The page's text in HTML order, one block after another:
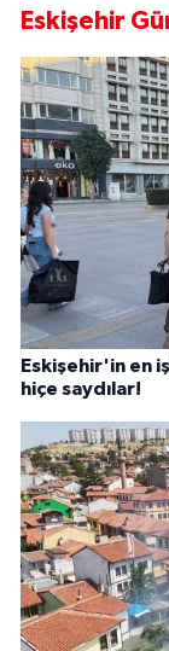
Eskişehir
Eskişehir'in en
hiçe saydılar!